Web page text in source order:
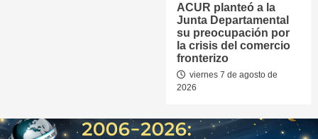
ACUR planteó a la
Junta Departamental
su preocupación por
la crisis del comercio
fronterizo
viernes 7 de agosto de
2026